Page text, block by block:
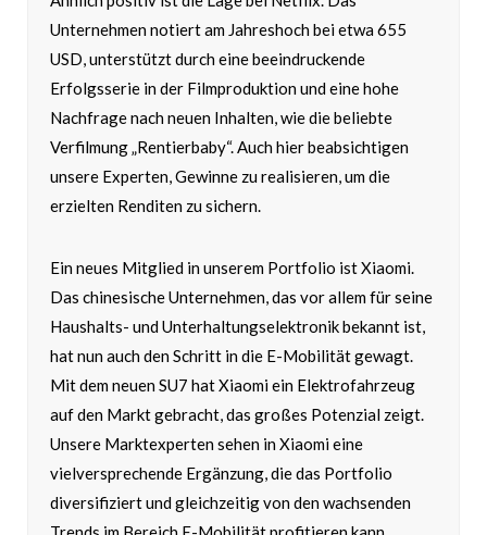
Unternehmen notiert am Jahreshoch bei etwa 655
USD, unterstützt durch eine beeindruckende
Erfolgsserie in der Filmproduktion und eine hohe
Nachfrage nach neuen Inhalten, wie die beliebte
Verfilmung „Rentierbaby“. Auch hier beabsichtigen
unsere Experten, Gewinne zu realisieren, um die
erzielten Renditen zu sichern.
Ein neues Mitglied in unserem Portfolio ist Xiaomi.
Das chinesische Unternehmen, das vor allem für seine
Haushalts- und Unterhaltungselektronik bekannt ist,
hat nun auch den Schritt in die E-Mobilität gewagt.
Mit dem neuen SU7 hat Xiaomi ein Elektrofahrzeug
auf den Markt gebracht, das großes Potenzial zeigt.
Unsere Marktexperten sehen in Xiaomi eine
vielversprechende Ergänzung, die das Portfolio
diversifiziert und gleichzeitig von den wachsenden